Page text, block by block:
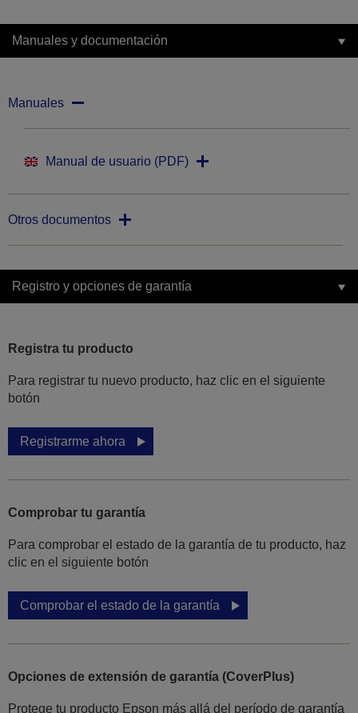
Manuales y documentación
Manuales
Manual de usuario (PDF)
Otros documentos
Registro y opciones de garantía
Registra tu producto
Para registrar tu nuevo producto, haz clic en el siguiente
botón
Registrarme ahora
Comprobar tu garantía
Para comprobar el estado de la garantía de tu producto, haz
clic en el siguiente botón
Comprobar el estado de la garantía
Opciones de extensión de garantía (CoverPlus)
Protege tu producto Epson más allá del período de garantía